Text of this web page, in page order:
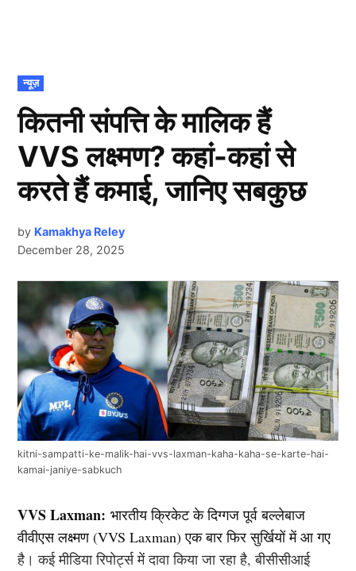
POSTED
IN
न्यूज़
कितनी संपत्ति के मालिक हैं
VVS लक्ष्मण? कहां-कहां से
करते हैं कमाई, जानिए सबकुछ
by Kamakhya Reley
December 28, 2025
kitni-sampatti-ke-malik-hai-vvs-laxman-kaha-kaha-se-karte-hai-
kamai-janiye-sabkuch
VVS Laxman:भारतीय क्रिकेट के दिग्गज पूर्व बल्लेबाज
वीवीएस लक्ष्मण (VVS Laxman) एक बार फिर सुर्खियों में आ गए
है। कई मीडिया रिपोर्ट्स में दावा किया जा रहा है, बीसीसीआई